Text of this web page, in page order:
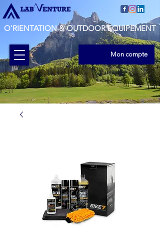
O'RIENTATION & OUTDOOR EQUIPEMENT
Mon compte